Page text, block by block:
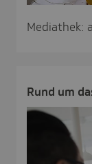
Mediathek:
Rund um